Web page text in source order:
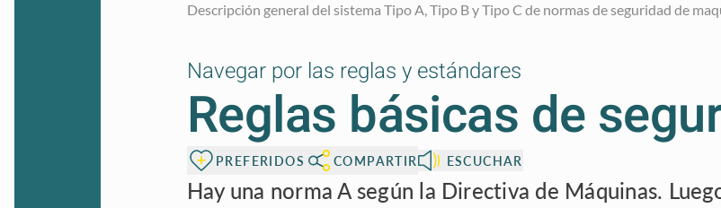
Navegar por las reglas y estándares
Reglas básicas de
PREFERIDOS COMPARTIR ESCUCHAR
Hay una norma A según la Directiva de Máquinas.
Descripción general del sistema Tipo A, Tipo B y Tipo C de normas de seguridad de